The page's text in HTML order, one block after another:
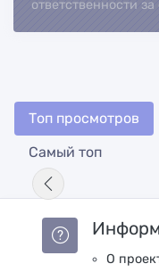
ответственности
Топ просмотров
Самый топ
О